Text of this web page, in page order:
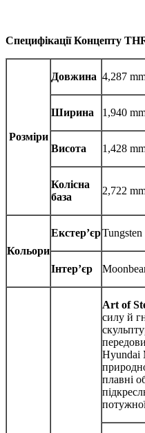
Специфікації Концепту
Розміри
Довжина 4,287
Ширина 1,940
Висота 1,428
Колісна
база
2,722
Кольори
Екстер’єр
Інтер’єр
Art of
силу й
Hyundai
плавні